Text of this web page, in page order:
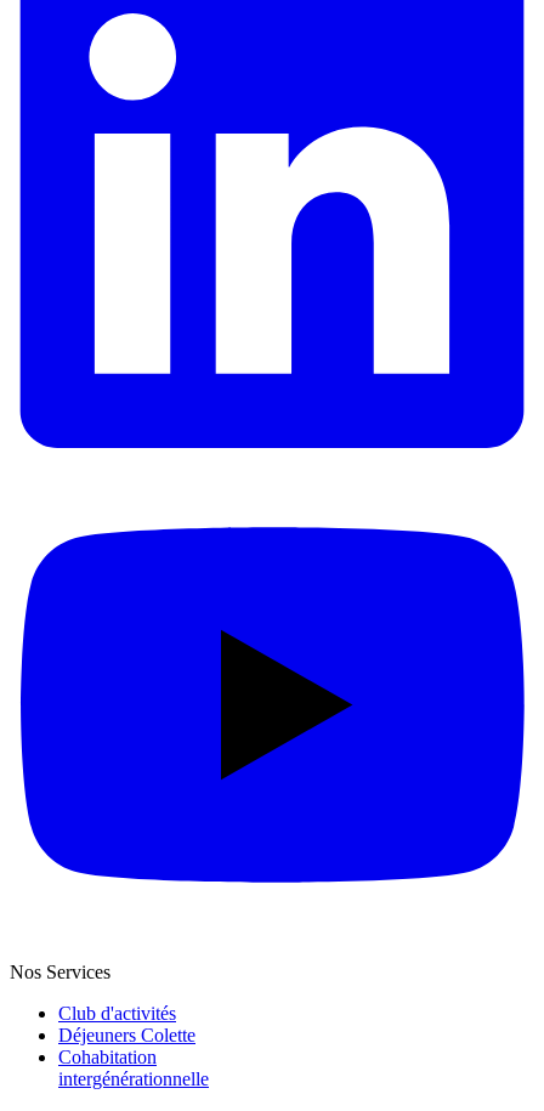
Nos Services
Club d'activités
Déjeuners Colette
Cohabitation
intergénération­nelle